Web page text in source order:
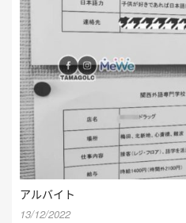
アルバイト
13/12/2022